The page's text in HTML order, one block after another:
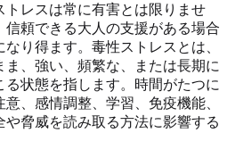
トレスは常に有害とは限りませ
信頼できる大人の支援がある場合
り得ます。毒性ストレスとは、
、強い、頻繁な、または長期に
状態を指します。時間がたつに
、感情調整、学習、免疫機能、
や脅威を読み取る方法に影響する